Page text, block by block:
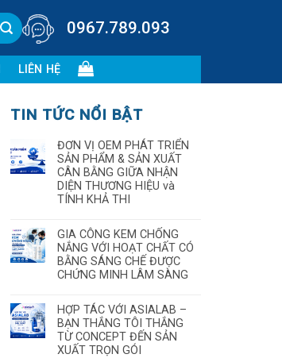
0967.789.093
LIÊN HỆ
TIN TỨC NỔI BẬT
ĐƠN VỊ OEM PHÁT TRIỂN
SẢN PHẨM & SẢN XUẤT
CÂN BẰNG GIỮA NHẬN
DIỆN THƯƠNG HIỆU và
TÍNH KHẢ THI
GIA CÔNG KEM CHỐNG
NẮNG VỚI HOẠT CHẤT CÓ
BẰNG SÁNG CHẾ ĐƯỢC
CHỨNG MINH LÂM SÀNG
HỢP TÁC VỚI ASIALAB –
BẠN THẮNG TÔI THẮNG
TỪ CONCEPT ĐẾN SẢN
XUẤT TRỌN GÓI